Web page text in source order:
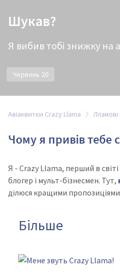
Шукав?
Я вибив тобі знижку на
Червень 20
Авіаквитки Crazy Llama
Чому я привів тебе
Я - Crazy Llama, перший в
блогер і мульт-бізнесмен. Тут,
ділюся кращими
Більше